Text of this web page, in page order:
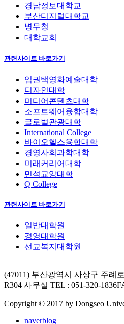
경남정보대학교
부산디지털대학교
병무청
대학교회
관련사이트 바로가기
임권택영화예술대학
디자인대학
미디어콘텐츠대학
소프트웨어융합대학
글로벌관광대학
International College
바이오헬스융합대학
경영사회과학대학
미래커리어대학
민석교양대학
Q College
관련사이트 바로가기
일반대학원
경영대학원
선교복지대학원
(47011) 부산광역시 사상구 주례
R304 사무실 TEL : 051-320-1836
Copyright © 2017 by Dongseo
naverblog